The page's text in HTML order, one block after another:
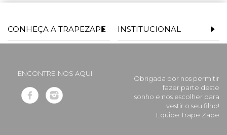
CONHEÇA A TRAPEZAPE INSTITUCIONAL
ENCONTRE-NOS AQUI
Obrigada por nos permitir
fazer parte deste
sonho e nos escolher para
vestir o seu filho!
Equipe Trape Zape